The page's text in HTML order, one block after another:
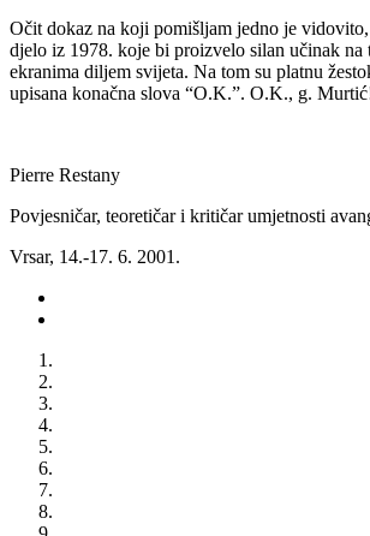
Očit dokaz na koji pomišljam jedno je
djelo iz 1978. koje bi proizvelo silan učinak na
ekranima diljem svijeta. Na tom su platnu
upisana konačna slova “O.K.”. O.K., g.
Pierre Restany
Povjesničar, teoretičar i kritičar umjetnosti
Vrsar, 14.-17. 6. 2001.